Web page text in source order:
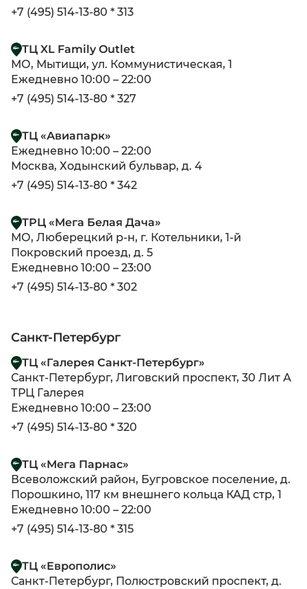
+7 (495) 514-13-80 * 313
ТЦ XL Family Outlet
МО, Мытищи, ул. Коммунистическая, 1
Ежедневно 10:00 – 22:00
+7 (495) 514-13-80 * 327
ТЦ «Авиапарк»
Ежедневно 10:00 – 22:00
Москва, Ходынский бульвар, д. 4
+7 (495) 514-13-80 * 342
ТРЦ «Мега Белая Дача»
МО, Люберецкий р-н, г. Котельники, 1-й
Покровский проезд, д. 5
Ежедневно 10:00 – 23:00
+7 (495) 514-13-80 * 302
Санкт-Петербург
ТЦ «Галерея Санкт-Петербург»
Санкт-Петербург, Лиговский проспект, 30 Лит А
ТРЦ Галерея
Ежедневно 10:00 – 23:00
+7 (495) 514-13-80 * 320
ТЦ «Мега Парнас»
Всеволожский район, Бугровское поселение, д.
Порошкино, 117 км внешнего кольца КАД стр, 1
Ежедневно 10:00 – 22:00
+7 (495) 514-13-80 * 315
ТЦ «Европолис»
Санкт-Петербург, Полюстровский проспект, д.